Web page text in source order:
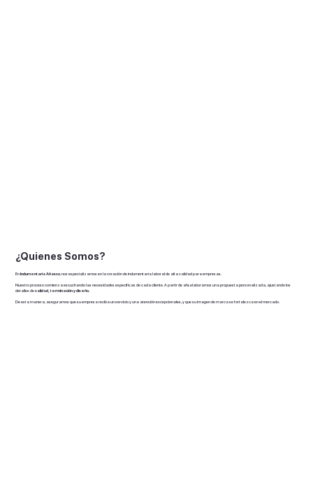
En Indumentaria Añasco , nos especializamos en la creación de indumentaria laboral de alta calidad para empresas.
Nuestro proceso comienza escuchando las necesidades específicas de cada cliente. A partir de ahí, elaboramos una propuesta personalizada, ajustando los
detalles decalidad, terminación y diseño.
De esta manera, aseguramos que su empresa reciba un servicio y una atención excepcionales, y que su imagen de marca se fortalezca en el mercado.
¿Quienes Somos?